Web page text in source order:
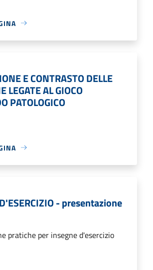
E CONTRASTO DELLE
LEGATE AL GIOCO
PATOLOGICO
- presentazione
pratiche per insegne d'esercizio